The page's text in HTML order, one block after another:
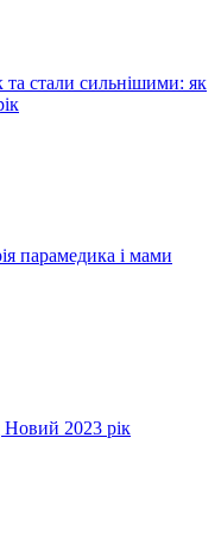
та стали сильнішими: як
парамедика і мами
Новий 2023 рік